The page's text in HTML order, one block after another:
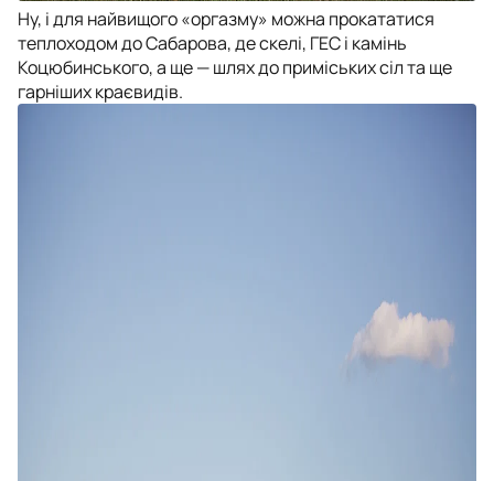
Ну, і для найвищого «оргазму» можна прокататися
теплоходом до Сабарова, де скелі, ГЕС і камінь
Коцюбинського, а ще — шлях до приміських сіл та ще
гарніших краєвидів.